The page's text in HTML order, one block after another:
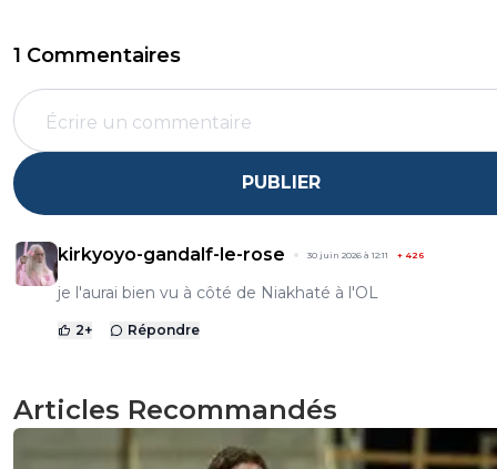
1 Commentaires
PUBLIER
kirkyoyo-gandalf-le-rose 30 juin 2026 à 12:11 + 426
je l'aurai bien vu à côté de Niakhaté à l'OL
2+ Répondre
Articles Recommandés